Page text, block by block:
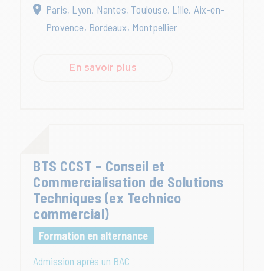
Paris, Lyon, Nantes, Toulouse, Lille, Aix-en-
Provence, Bordeaux, Montpellier
En savoir plus
BTS CCST – Conseil et
Commercialisation de Solutions
Techniques (ex Technico
commercial)
Formation en alternance
Admission après un BAC